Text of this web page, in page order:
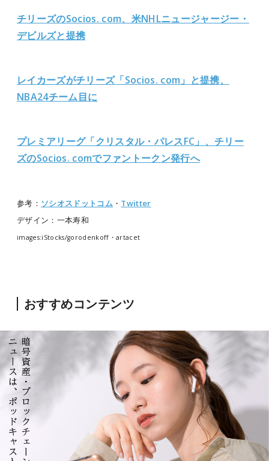
チリーズのSocios. com、米NHLニュージャージー・
デビルズと提携
レイカーズがチリーズ「Socios. com」と提携、
NBA24チーム目に
プレミアリーグ「クリスタル・パレスFC」、チリー
ズのSocios. comでファントークン発行へ
参考： ソシオスドットコム・ Twitter
デザイン：一本寿和
images:iStocks/gorodenkoff・artacet
おすすめコンテンツ